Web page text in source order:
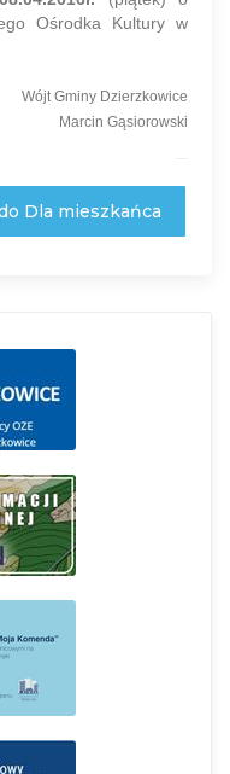
Ośrodka Kultury w
Wójt Gminy Dzierzkowice
Marcin Gąsiorowski
Dla mieszkańca